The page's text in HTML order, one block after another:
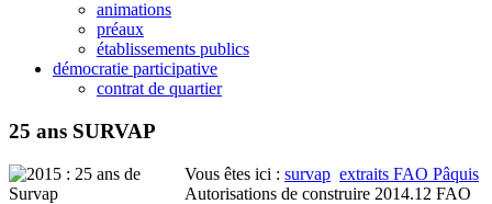
animations
préaux
établissements publics
démocratie participative
contrat de quartier
25 ans SURVAP
Vous êtes ici : survap extraits FAO Pâquis
Autorisations de construire 2014.12 FAO